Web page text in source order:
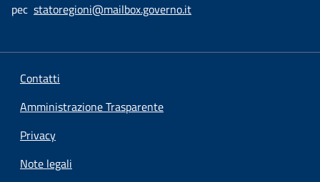
pec statoregioni@mailbox.governo.it
Contatti
Amministrazione Trasparente
Privacy
Note legali